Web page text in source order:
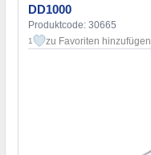
DD1000
Produktcode: 30665
1 zu Favoriten hinzufügen